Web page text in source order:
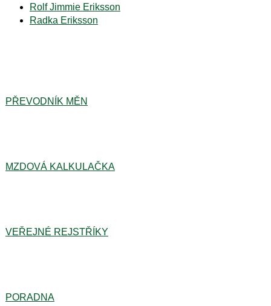
Rolf Jimmie Eriksson
Radka Eriksson
PŘEVODNÍK MĚN
MZDOVÁ KALKULAČKA
VEŘEJNÉ REJSTŘÍKY
PORADNA